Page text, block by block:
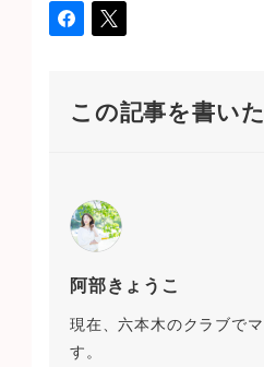
この記事を書い
阿部きょうこ
現在、六本木のクラブで
す。